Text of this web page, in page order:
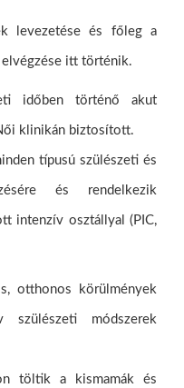
levezetése és főleg a
itt történik.
időben történő akut
klinikán biztosított.
típusú szülészeti és
és rendelkezik
intenzív osztállyal (PIC,
otthonos körülmények
módszerek
töltik a kismamák és